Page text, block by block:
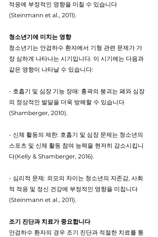
적응에 부정적인 영향을 미칠 수 있습니다
(Steinmann et al., 2011).
청소년기에 미치는 영향
청소년기는 안검하수 환자에서 기형 관련 문제가 가
장 심하게 나타나는 시기입니다. 이 시기에는 다음과
같은 영향이 나타날 수 있습니다:
- 호흡기 및 심장 기능 장애: 흉곽의 붕괴는 폐와 심장
의 정상적인 발달을 더욱 방해할 수 있습니다
(Shamberger, 2010).
- 신체 활동의 제한: 호흡기 및 심장 문제는 청소년의
스포츠 및 신체 활동 참여 능력을 현저히 감소시킵니
다(Kelly & Shamberger, 2016).
- 심리적 문제: 외모의 차이는 청소년의 자존감, 사회
적 적응 및 정신 건강에 부정적인 영향을 미칩니다
(Steinmann et al., 2011).
조기 진단과 치료가 중요합니다
안검하수 환자의 경우 조기 진단과 적절한 치료를 통